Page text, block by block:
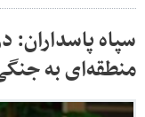
سپاه
منطقه‌ای به